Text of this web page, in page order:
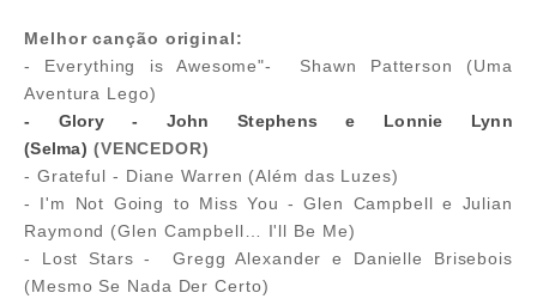
Melhor canção original:
- Everything is Awesome"- Shawn Patterson (Uma
Aventura Lego)
- Glory - John Stephens e Lonnie Lynn
(Selma) (VENCEDOR)
- Grateful - Diane Warren (Além das Luzes)
- I'm Not Going to Miss You - Glen Campbell e Julian
Raymond (Glen Campbell… I'll Be Me)
- Lost Stars - Gregg Alexander e Danielle Brisebois
(Mesmo Se Nada Der Certo)